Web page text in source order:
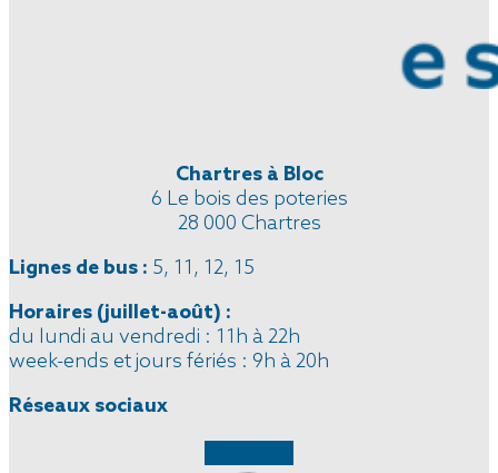
Chartres à Bloc
6 Le bois des poteries
28 000 Chartres
Lignes de bus : 5, 11, 12, 15
Horaires (juillet-août) :
du lundi au vendredi : 11h à 22h
week-ends et jours fériés : 9h à 20h
Réseaux sociaux